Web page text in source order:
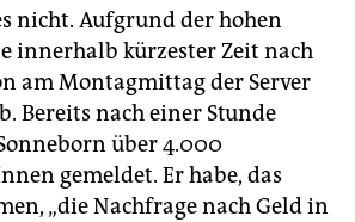
nicht. Aufgrund der hohen
innerhalb kürzester Zeit nach
am Montagmittag der Server
Bereits nach einer Stunde
über 4.000
gemeldet. Er habe, das
„die Nachfrage nach Geld in